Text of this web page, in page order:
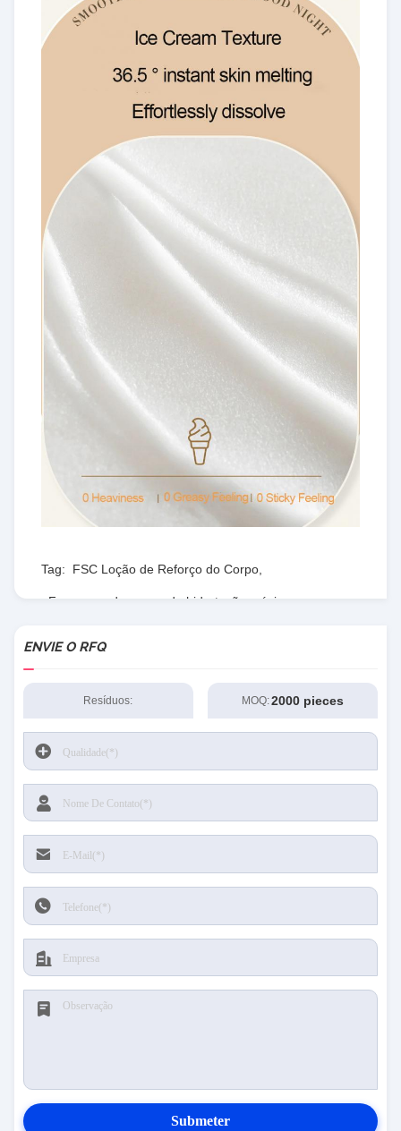
Tag: FSC Loção de Reforço do Corpo,
Fragrança de creme de hidratação máxima,
ENVIE O RFQ
Resíduos: MOQ:2000 pieces
Submeter